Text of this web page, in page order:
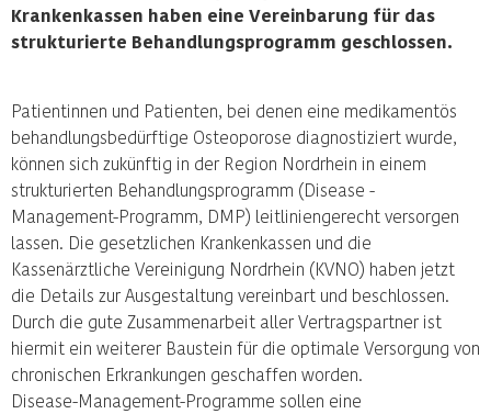
Krankenkassen haben eine Vereinbarung für das
strukturierte Behandlungsprogramm geschlossen.
Patientinnen und Patienten, bei denen eine medikamentös
behandlungsbedürftige Osteoporose diagnostiziert wurde,
können sich zukünftig in der Region Nordrhein in einem
strukturierten Behandlungsprogramm (Disease -
Management-Programm, DMP) leitliniengerecht versorgen
lassen. Die gesetzlichen Krankenkassen und die
Kassenärztliche Vereinigung Nordrhein (KVNO) haben jetzt
die Details zur Ausgestaltung vereinbart und beschlossen.
Durch die gute Zusammenarbeit aller Vertragspartner ist
hiermit ein weiterer Baustein für die optimale Versorgung von
chronischen Erkrankungen geschaffen worden.
Disease-Management-Programme sollen eine